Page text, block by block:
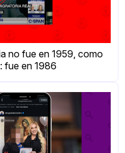
no fue en 1959, como
fue en 1986